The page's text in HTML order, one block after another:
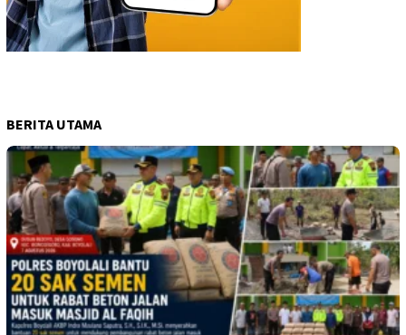
BERITA UTAMA